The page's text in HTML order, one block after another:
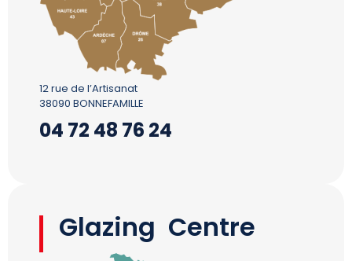
12 rue de l’Artisanat
38090 BONNEFAMILLE
04 72 48 76 24
Glazing Centre